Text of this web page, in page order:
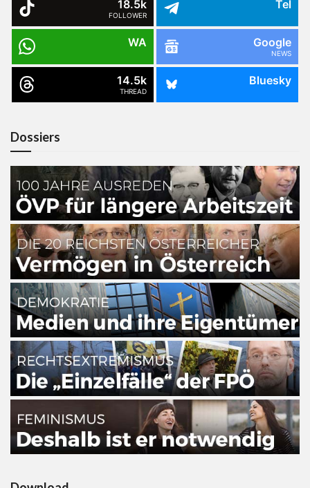
18.5k
FOLLOWER
Tel
WA Google
NEWS
14.5k
THREAD
Bluesky
Dossiers